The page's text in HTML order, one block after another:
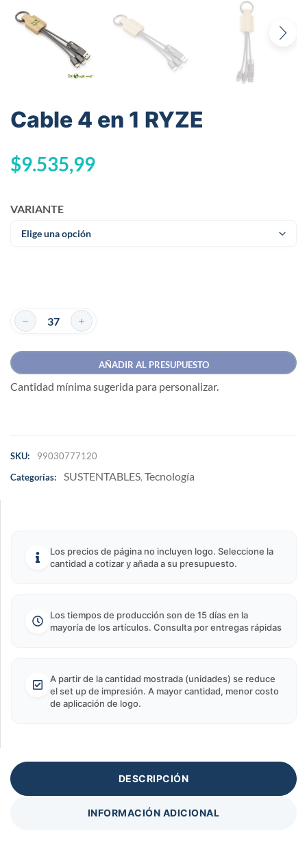
Cable 4 en 1 RYZE
$9.535,99
VARIANTE
AÑADIR AL PRESUPUESTO
Cantidad mínima sugerida para personalizar.
SKU:
99030777120
Categorías:
SUSTENTABLES, Tecnología
Los precios de página no incluyen logo. Seleccione la
cantidad a cotizar y añada a su presupuesto.
Los tiempos de producción son de 15 días en la
mayoría de los artículos. Consulta por entregas rápidas
A partir de la cantidad mostrada (unidades) se reduce
el set up de impresión. A mayor cantidad, menor costo
de aplicación de logo.
DESCRIPCIÓN
INFORMACIÓN ADICIONAL